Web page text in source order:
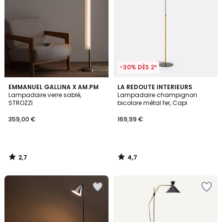
EMMANUEL GALLINA X AM.PM
Lampadaire verre sablé,
STROZZI
359,00 €
2,7
/ 5
2,7
/
-30% DÈS 2*
LA REDOUTE INTERIEURS
Lampadaire champignon
bicolore métal fer, Capi
169,99 €
4,7
/ 5
4,7
/